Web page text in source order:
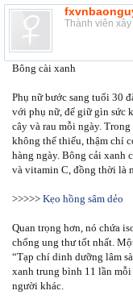
Thành viên
Bông cài xanh
Phụ nữ bước sang tuổi 30
với phụ nữ, để giữ gìn sức
cây và rau mỗi ngày.
không thể thiếu, thậm chí
hàng ngày. Bông cải xanh
và vitamin C, đồng thời là
>>>>> Kẹo hồng sâm dẻo
Quan trọng hơn, nó chứa
chống ung thư tốt nhất.
“Tạp chí dinh dưỡng lâm
xanh trung bình 11 lần
người khác.